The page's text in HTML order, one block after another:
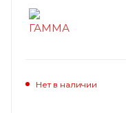
Нет в наличии